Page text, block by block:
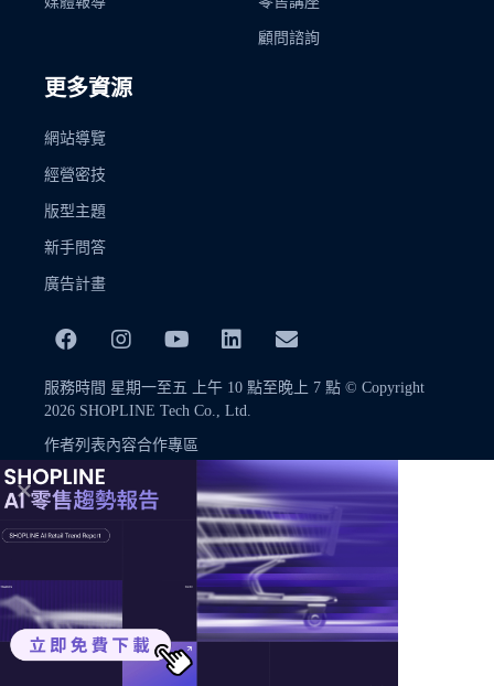
顧問諮詢
更多資源
網站導覽
經營密技
版型主題
新手問答
廣告計畫
服務時間 星期一至五 上午 10 點至晚上 7 點 © Copyright
2026 SHOPLINE Tech Co., Ltd.
作者列表內容合作專區
© Copyright 2026 SHOPLINE Tech Co., Ltd.
本網站內容未經許可不得任意轉載，欲引用或轉載網站內容，歡迎洽
詢 academy+tw@shopline.com
線上講座 ｜